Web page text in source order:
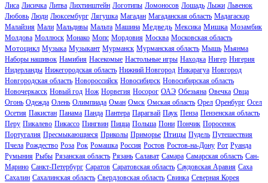
Лиса Лисичка Литва Лихтинштейн Логотипы Ломоносов Лошадь Лыжи Львенок
Любовь Люди Люксембург Лягушка Магадан Магаданская область Мадагаскар
Малайзия Мали Мальдивы Мальта Машина Медведь Мексика Мишка Мозамбик
Молдова Моллюск Монако Мопс Мордовия Москва Московская область
Мотоцикл Музыка Музыкант Мурманск Мурманская область Мышь Мьянма
Наборы нашивок Намибия Насекомые Настольные игры Находка Нигер Нигерия
Нидерланды Нижегородская область Нижний Новгород Никарагуа Новгород
Новгородская область Новороссийск Новосибирск Новосибирская область
Новочеркасск Новый год Нож Норвегия Носорог ОАЭ Обезьяна Овечка Овца
Огонь Одежда Олень Олимпиада Оман Омск Омская область Орел Оренбург Осел
Осетия Пакистан Панама Панда Пантера Парагвай Паук Пенза Пензенская область
Перу Пикалево Пикассо Пингвин Пицца Польша Пони Пончик Поросенок
Португалия Пресмыкающиеся Приколы Приморье Птицы Пудель Путешествия
Пчела Рождество Роза Рок Ромашка Россия Ростов Ростов-на-Дону Рот Руанда
Румыния Рыбы Рязанская область Рязань Салават Самара Самарская область Сан-
Марино Санкт-Петербург Саратов Саратовская область Саудовская Аравия Саха
Сахалин Сахалинская область Свердловская область Свинка Северная Корея